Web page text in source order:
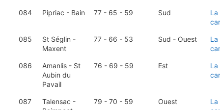
084 Pipriac - Bain 77 - 65 - 59 Sud
La
085
St Séglin -
Maxent
77 - 66 - 53 Sud - Ouest
La
086
Amanlis - St
Aubin du
Pavail
76 - 69 - 59 Est
La
087
Talensac -
79 - 70 - 59 Ouest
La